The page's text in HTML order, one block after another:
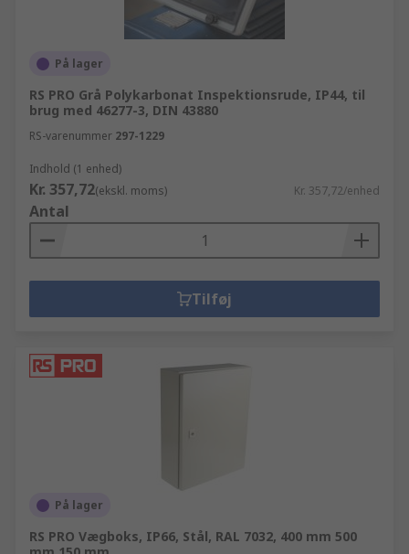
På lager
RS PRO Grå Polykarbonat Inspektionsrude, IP44, til
brug med 46277-3, DIN 43880
RS-varenummer 297-1229
Indhold (1 enhed)
Kr. 357,72(ekskl. moms) Kr. 357,72/enhed
Antal
Tilføj
På lager
RS PRO Vægboks, IP66, Stål, RAL 7032, 400 mm 500